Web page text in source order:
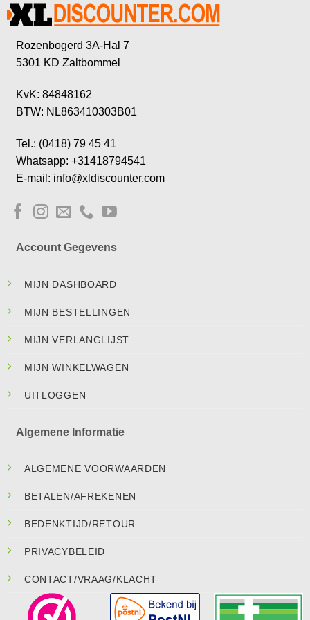
Rozenbogerd 3A-Hal 7
5301 KD Zaltbommel
KvK: 84848162
BTW: NL863410303B01
Tel.: (0418) 79 45 41
Whatsapp: +31418794541
E-mail: info@xldiscounter.com
Account Gegevens
MIJN DASHBOARD
MIJN BESTELLINGEN
MIJN VERLANGLIJST
MIJN WINKELWAGEN
UITLOGGEN
Algemene Informatie
ALGEMENE VOORWAARDEN
BETALEN/AFREKENEN
BEDENKTIJD/RETOUR
PRIVACYBELEID
CONTACT/VRAAG/KLACHT